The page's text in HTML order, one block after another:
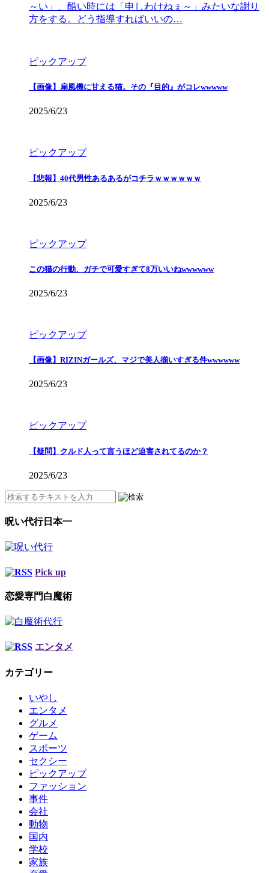
～い」、酷い時には「申しわけねぇ～」みたいな謝り
方をする。どう指導すればいいの…
ピックアップ
【画像】扇風機に甘える猫。その『目的』がコレwwwww
2025/6/23
ピックアップ
【悲報】40代男性あるあるがコチラｗｗｗｗｗｗ
2025/6/23
ピックアップ
この猫の行動、ガチで可愛すぎて8万いいねwwwwww
2025/6/23
ピックアップ
【画像】RIZINガールズ、マジで美人揃いすぎる件wwwwww
2025/6/23
ピックアップ
【疑問】クルド人って言うほど迫害されてるのか？
2025/6/23
呪い代行日本一
Pick up
恋愛専門白魔術
エンタメ
カテゴリー
いやし
エンタメ
グルメ
ゲーム
スポーツ
セクシー
ピックアップ
ファッション
事件
会社
動物
国内
学校
家族